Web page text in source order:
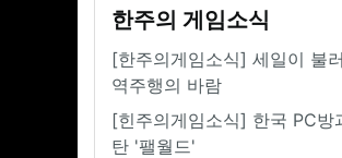
한주의 게임소식
[한주의게임소식] 세일이 불
역주행의 바람
[힌주의게임소식] 한국 PC방
탄 '팰월드'